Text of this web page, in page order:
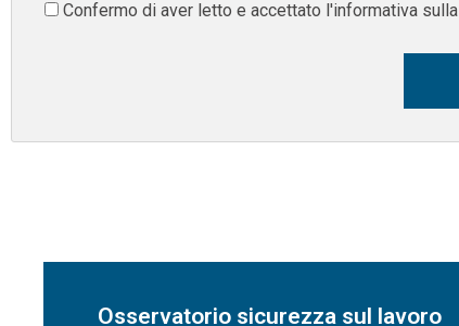
Confermo di aver letto e accettato l'informativa sulla
Osservatorio sicurezza sul lavoro